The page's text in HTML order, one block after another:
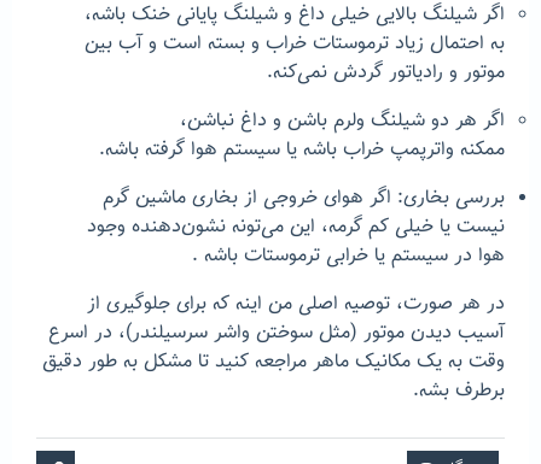
اگر شیلنگ بالایی خیلی داغ و شیلنگ پایانی خنک باشه،
به احتمال زیاد ترموستات خراب و بسته است و آب بین
موتور و رادیاتور گردش نمی‌کنه.
اگر هر دو شیلنگ ولرم باشن و داغ نباشن،
ممکنه واترپمپ خراب باشه یا سیستم هوا گرفته باشه.
بررسی بخاری: اگر هوای خروجی از بخاری ماشین گرم
نیست یا خیلی کم گرمه، این می‌تونه نشون‌دهنده وجود
هوا در سیستم یا خرابی ترموستات باشه .
در هر صورت، توصیه اصلی من اینه که برای جلوگیری از
آسیب دیدن موتور (مثل سوختن واشر سرسیلندر)، در اسرع
وقت به یک مکانیک ماهر مراجعه کنید تا مشکل به طور دقیق
برطرف بشه.